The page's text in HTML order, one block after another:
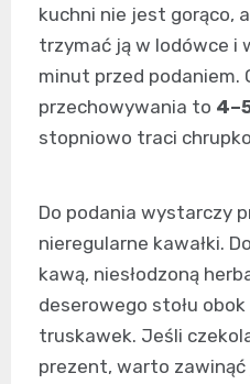
kuchni nie jest gorąco,
trzymać ją w lodówce i
minut przed podaniem.
przechowywania to
stopniowo traci
Do podania wystarczy
nieregularne kawałki.
kawą, niesłodzoną
deserowego stołu
truskawek. Jeśli
prezent, warto zawinąć